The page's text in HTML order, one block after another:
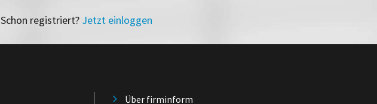
Schon registriert? Jetzt einloggen
Über firminform